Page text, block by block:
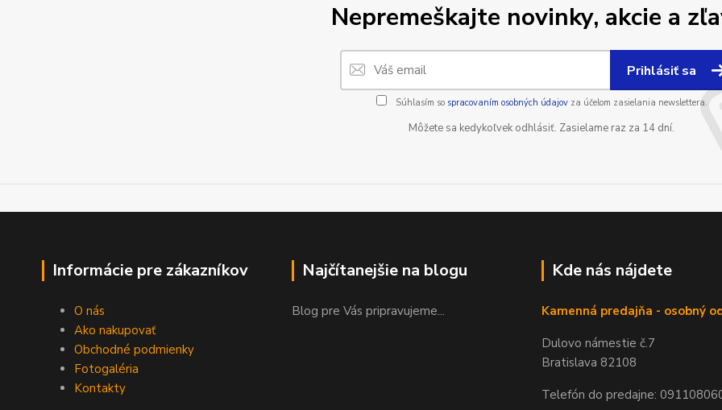
Nepremeškajte novinky, akcie a
Prihlásiť sa
Súhlasím so spracovaním osobných údajovza účelom zasielania newslettera.
Môžete sa kedykoľvek odhlásiť. Zasielame raz za 14 dní.
Informácie pre zákazníkov
O nás
Ako nakupovať
Obchodné podmienky
Fotogaléria
Kontakty
Najčítanejšie na blogu
Blog pre Vás pripravujeme...
Kde nás nájdete
Kamenná predajňa - osobný
Dulovo námestie č.7
Bratislava 82108
Telefón do predajne: